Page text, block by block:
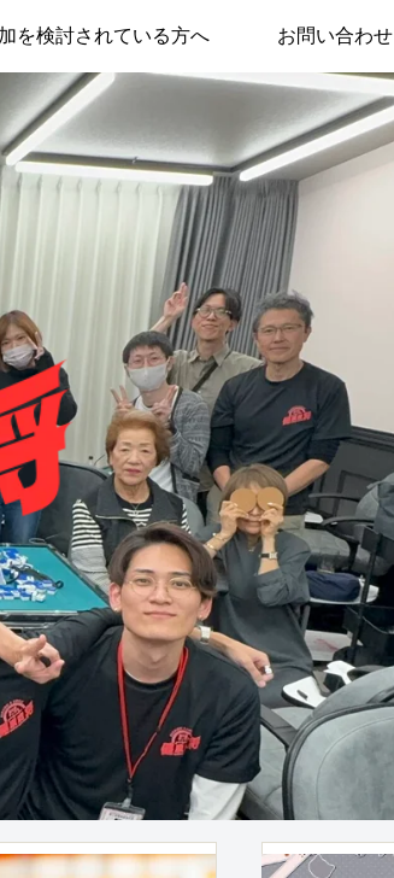
を検討されている方へ お問い合わせ